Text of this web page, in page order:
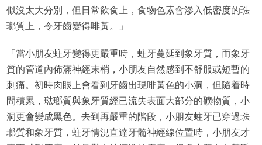
似沒太大分別，但日常飲食上，食物色素會滲入低密度的琺
瑯質上，令牙齒變得啡黃。」
「當小朋友蛀牙變得更嚴重時，蛀牙蔓延到象牙質，而象牙
質的管道內佈滿神經末梢，小朋友自然感到不舒服或短暫的
刺痛。初時肉眼上會看到牙齒出現啡黃色的小洞，但隨着時
間積累，琺瑯質與象牙質經已流失表面大部分的礦物質，小
洞更會變成黑色。去到再嚴重的階段，小朋友蛀牙已穿過琺
瑯質和象牙質，蛀牙情況直達牙髓神經線位置時，小朋友才